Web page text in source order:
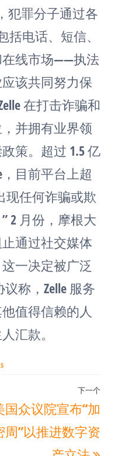
犯罪分子通过各
电话、短信、
在线市场——执法
该共同努力保
在打击诈骗和
并拥有业界领
策。超过 1.5 亿
目前平台上超
现任何诈骗或欺
2 月份，摩根大
通过社交媒体
一决定被广泛
称，Zelle 服务
值得信赖的人
汇款。
下
下一个
国众议院宣布“加
周”以推进数字资